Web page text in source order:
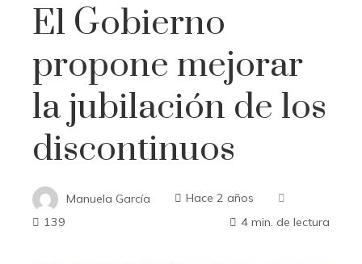
El Gobierno
propone mejorar
la jubilación de los
discontinuos
Manuela García
Hace 2 años
139
4 min. de lectura